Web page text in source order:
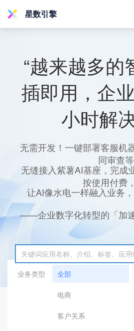
星数引擎
“越来越多的
插即用，企
小时解
无需开发！一键部署客服机
同审查
无缝接入紫薯AI基座，完成
按使用付费
让AI像水电一样融入业务
——企业数字化转型的「加
业务类型
全部
电商
客户关系